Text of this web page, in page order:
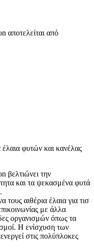
αποτελείται από
φυτών και κανέλας
βελτιώνει την
και τα ψεκασμένα φυτά
αιθέρια έλαια για τισ
με άλλα
οργανισμών όπως τα
Η ενίσχυση των
στις πολύπλοκες